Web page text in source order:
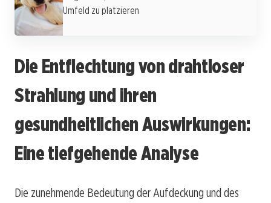
Umfeld zu platzieren
Die Entflechtung von drahtloser
Strahlung und ihren
gesundheitlichen Auswirkungen:
Eine tiefgehende Analyse
Die zunehmende Bedeutung der Aufdeckung und des